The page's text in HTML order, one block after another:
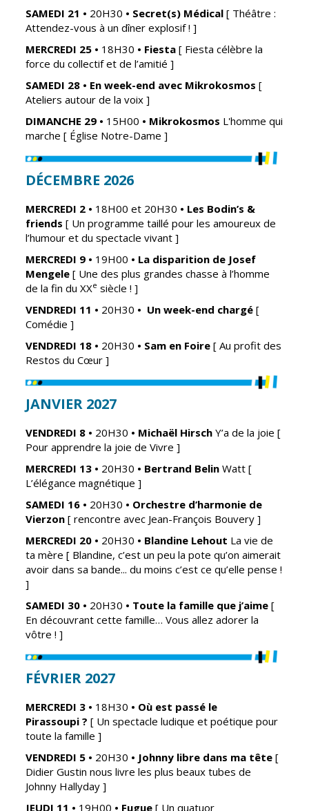
Équipements
sportifs
Annuaire des
associations
Cadre de vie
Environnement
Propreté et
déchets
Espaces verts
Réglementation
Transports
Tranquillité
publique
Renouvellement
urbain
Gare de Vierzon
Travaux
Refuge canin
Marchés
Urbanisme et
logement
Économie et
commerce
Réseau de
chaleur urbain
Vie citoyenne
Assises de la
Conseils de
Conseil
d'enfants
SAMEDI 21 • 20H30 • Secret(s) Médical [ Théâtre :
Attendez-vous à un dîner explosif ! ]
MERCREDI 25 • 18H30 • Fiesta[ Fiesta célèbre la
force du collectif et de l’amitié ]
SAMEDI 28 • En week-end avec Mikrokosmos [
Ateliers autour de la voix ]
DIMANCHE 29 • 15H00 • Mikrokosmos L'homme qui
marche [ Église Notre-Dame ]
DÉCEMBRE 2026
MERCREDI 2 • 18H00 et 20H30 • Les Bodin’s &
friends[ Un programme taillé pour les amoureux de
l’humour et du spectacle vivant ]
MERCREDI 9 • 19H00 • La disparition de Josef
Mengele[ Une des plus grandes chasse à l’homme
de la fin du XXe siècle ! ]
VENDREDI 11 • 20H30 • Un week-end chargé[
Comédie ]
VENDREDI 18 • 20H30 • Sam en Foire[ Au profit des
Restos du Cœur ]
JANVIER 2027
VENDREDI 8 • 20H30 • Michaël HirschY’a de la joie[
Pour apprendre la joie de Vivre ]
MERCREDI 13 • 20H30 • Bertrand Belin Watt[
L’élégance magnétique ]
SAMEDI 16 • 20H30 • Orchestre d’harmonie de
Vierzon[ rencontre avec Jean-François Bouvery ]
MERCREDI 20 • 20H30 • Blandine Lehout La vie de
ta mère[ Blandine, c’est un peu la pote qu’on aimerait
avoir dans sa bande... du moins c’est ce qu’elle pense !
]
SAMEDI 30 • 20H30 • Toute la famille que j’aime[
En découvrant cette famille… Vous allez adorer la
vôtre ! ]
FÉVRIER 2027
MERCREDI 3 • 18H30 • Où est passé le
Pirassoupi ?[ Un spectacle ludique et poétique pour
toute la famille ]
VENDREDI 5 • 20H30 • Johnny libre dans ma tête[
Didier Gustin nous livre les plus beaux tubes de
Johnny Hallyday ]
JEUDI 11 • 19H00 • Fugue[ Un quatuor